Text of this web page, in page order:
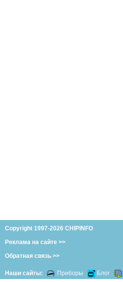
Copyright 1997-2026 CHIPINFO
Реклама на сайте >>
Обратная связь >>
Наши сайты: Приборы Блог